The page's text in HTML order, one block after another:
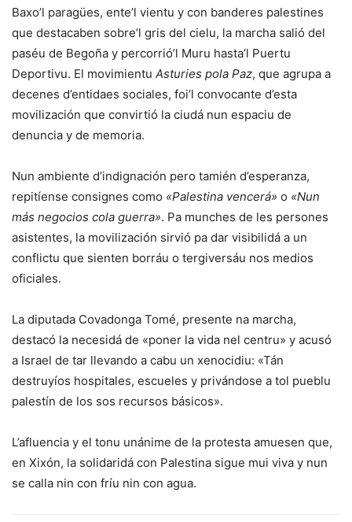
Baxo’l paragües, ente’l vientu y con banderes palestines
que destacaben sobre’l gris del cielu, la marcha salió del
paséu de Begoña y percorrió’l Muru hasta’l Puertu
Deportivu. El movimientu Asturies pola Paz, que agrupa a
decenes d’entidaes sociales, foi’l convocante d’esta
movilización que convirtió la ciudá nun espaciu de
denuncia y de memoria.
Nun ambiente d’indignación pero tamién d’esperanza,
repitíense consignes como «Palestina vencerá» o «Nun
más negocios cola guerra». Pa munches de les persones
asistentes, la movilización sirvió pa dar visibilidá a un
conflictu que sienten borráu o tergiversáu nos medios
oficiales.
La diputada Covadonga Tomé, presente na marcha,
destacó la necesidá de «poner la vida nel centru» y acusó
a Israel de tar llevando a cabu un xenocidiu: «Tán
destruyíos hospitales, escueles y privándose a tol pueblu
palestín de los sos recursos básicos».
L’afluencia y el tonu unánime de la protesta amuesen que,
en Xixón, la solidaridá con Palestina sigue mui viva y nun
se calla nin con fríu nin con agua.